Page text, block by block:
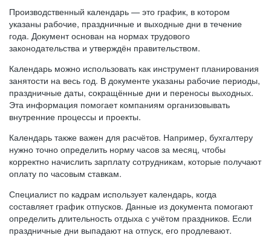
Производственный календарь — это график, в котором
указаны рабочие, праздничные и выходные дни в течение
года. Документ основан на нормах трудового
законодательства и утверждён правительством.
Календарь можно использовать как инструмент планирования
занятости на весь год. В документе указаны рабочие периоды,
праздничные даты, сокращённые дни и переносы выходных.
Эта информация помогает компаниям организовывать
внутренние процессы и проекты.
Календарь также важен для расчётов. Например, бухгалтеру
нужно точно определить норму часов за месяц, чтобы
корректно начислить зарплату сотрудникам, которые получают
оплату по часовым ставкам.
Специалист по кадрам использует календарь, когда
составляет график отпусков. Данные из документа помогают
определить длительность отдыха с учётом праздников. Если
праздничные дни выпадают на отпуск, его продлевают.